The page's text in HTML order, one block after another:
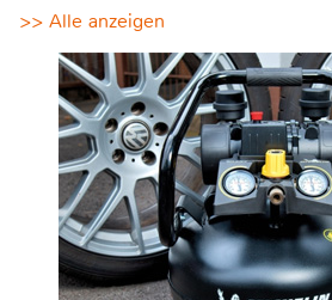
>> Alle anzeigen